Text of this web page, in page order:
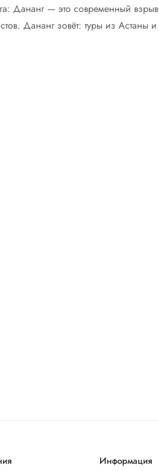
Дананг — это современный взрыв
Дананг зовёт: туры из Астаны и
Информация